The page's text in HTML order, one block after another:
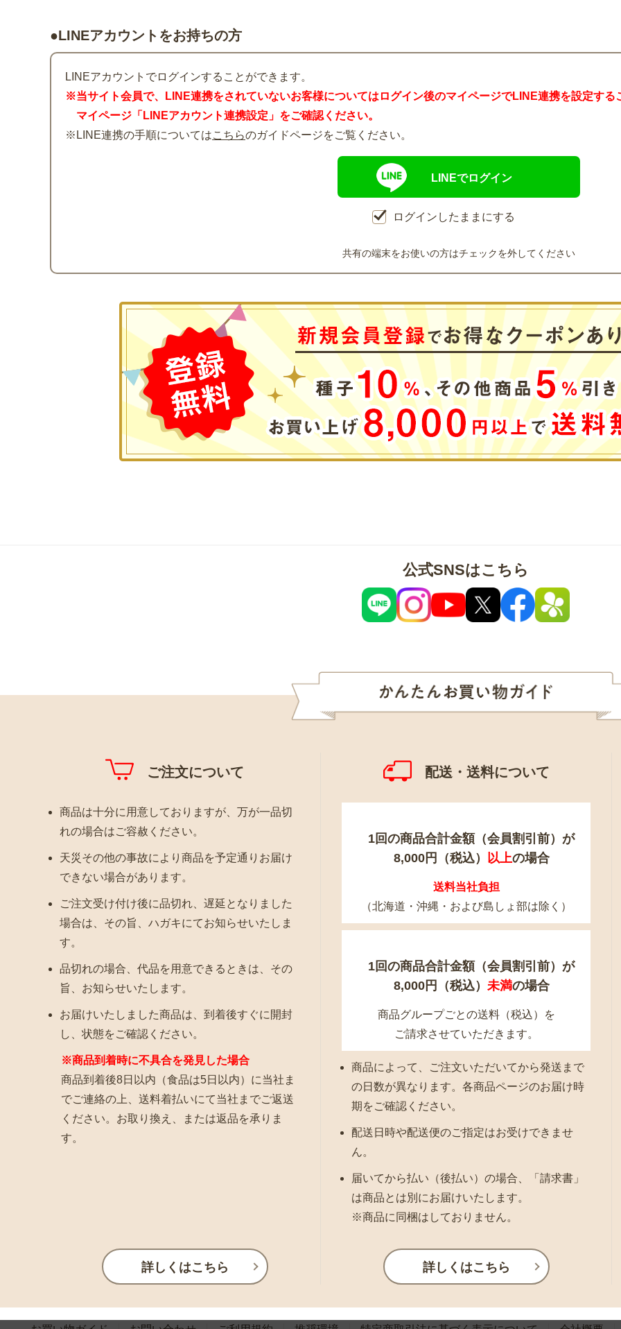
●LINEアカウントをお持ちの方
LINEアカウントでログインすることができます。
※当サイト会員で、LINE連携をされていないお客様についてはログイン後のマイページでLINE連携を設定する
マイページ「LINEアカウント連携設定」をご確認ください。
※LINE連携の手順についてはこちらのガイドページをご覧ください。
LINEでログイン
ログインしたままにする
共有の端末をお使いの方はチェックを外してください
公式SNSはこちら
ご注文について
商品は十分に用意しておりますが、万が一品切
れの場合はご容赦ください。
天災その他の事故により商品を予定通りお届け
できない場合があります。
ご注文受け付け後に品切れ、遅延となりました
場合は、その旨、ハガキにてお知らせいたしま
す。
品切れの場合、代品を用意できるときは、その
旨、お知らせいたします。
お届けいたしました商品は、到着後すぐに開封
し、状態をご確認ください。
※商品到着時に不具合を発見した場合
商品到着後8日以内（食品は5日以内）に当社ま
でご連絡の上、送料着払いにて当社までご返送
ください。お取り換え、または返品を承りま
す。
詳しくはこちら
配送・送料について
1回の商品合計金額（会員割引前）が
8,000円（税込） 以上の場合
送料当社負担
（北海道・沖縄・および島しょ部は除く）
1回の商品合計金額（会員割引前）が
8,000円（税込） 未満の場合
商品グループごとの送料（税込）を
ご請求させていただきます。
商品によって、ご注文いただいてから発送まで
の日数が異なります。各商品ページのお届け時
期をご確認ください。
配送日時や配送便のご指定はお受けできませ
ん。
届いてから払い（後払い）の場合、「請求書」
は商品とは別にお届けいたします。
※商品に同梱はしておりません。
詳しくはこちら